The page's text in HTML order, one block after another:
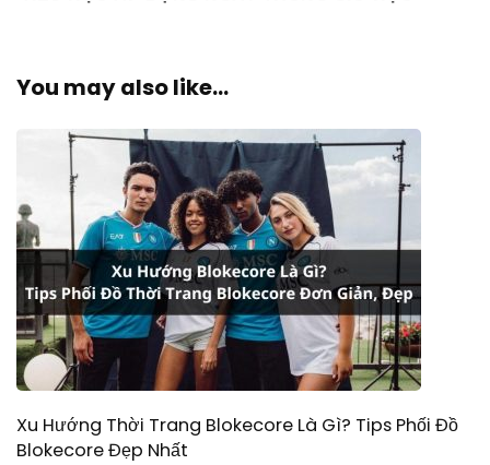
You may also like...
Xu Hướng Thời Trang Blokecore Là Gì? Tips Phối Đồ
Blokecore Đẹp Nhất